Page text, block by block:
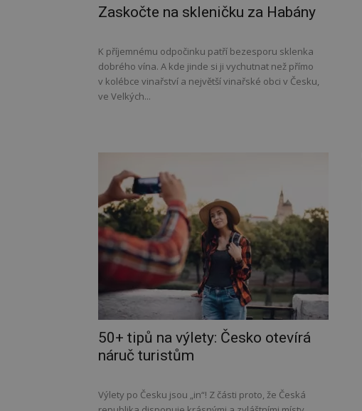
Zaskočte na skleničku za Habány
K příjemnému odpočinku patří bezesporu sklenka
dobrého vína. A kde jinde si ji vychutnat než přímo
v kolébce vinařství a největší vinařské obci v Česku,
ve Velkých...
50+ tipů na výlety: Česko otevírá
náruč turistům
Výlety po Česku jsou „in“! Z části proto, že Česká